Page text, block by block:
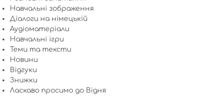
Навчальні зображення
Діалоги на німецькій
Аудіоматеріали
Навчальні ігри
Теми та тексти
Новини
Відгуки
Знижки
Ласкаво просимо до Відня